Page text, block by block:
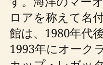
ロアを称えて名
館は、1980年代
1993年にオーク